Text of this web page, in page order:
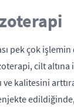
pek çok
cilt
ve kalitesini